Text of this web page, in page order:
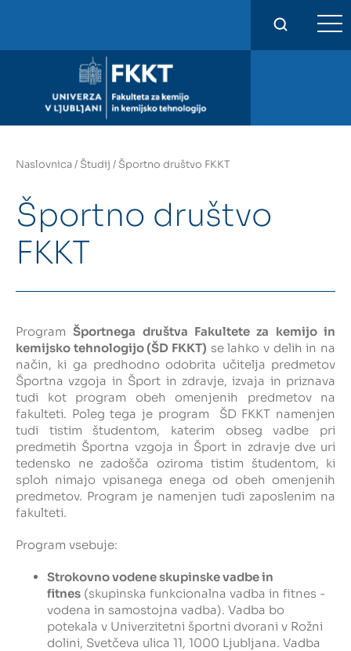
Intranet
Webmail
Knjižnica FKKT
Javna naročila
Center za raziskave vode UL
SL EN
Naslovnica/ Študij / Športno društvo FKKT
Športno društvo
FKKT
ProgramŠportnega društva Fakultete za kemijo in
kemijsko tehnologijo (ŠD FKKT) se lahko v delih in na
način, ki ga predhodno odobrita učitelja predmetov
Športna vzgoja in Šport in zdravje, izvaja in priznava
tudi kot program obeh omenjenih predmetov na
fakulteti. Poleg tega je program ŠD FKKT namenjen
tudi tistim študentom, katerim obseg vadbe pri
predmetih Športna vzgoja in Šport in zdravje dve uri
tedensko ne zadošča oziroma tistim študentom, ki
sploh nimajo vpisanega enega od obeh omenjenih
predmetov. Program je namenjen tudi zaposlenim na
fakulteti.
Program vsebuje:
Strokovno vodene skupinske vadbe in
fitnes (skupinska funkcionalna vadba in fitnes -
vodena in samostojna vadba). Vadba bo
potekala v Univerzitetni športni dvorani v Rožni
dolini, Svetčeva ulica 11, 1000 Ljubljana. Vadba